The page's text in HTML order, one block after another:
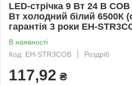
LED-стрічка 9 Вт 24 В
Вт холодний білий 6500К
гарантія 3 роки EH-
В наявності
Код: EH-STR3COB
Роздріб
117,92 ₴